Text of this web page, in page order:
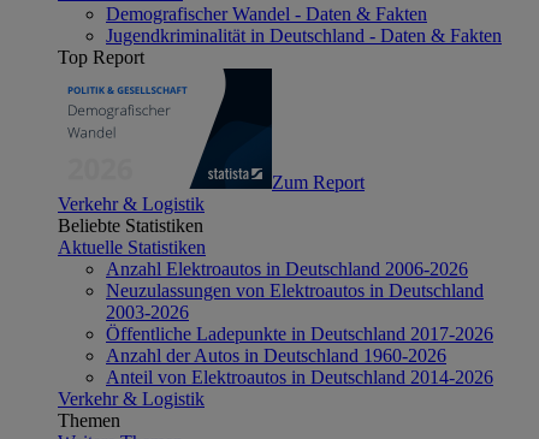
Demografischer Wandel - Daten & Fakten
Jugendkriminalität in Deutschland - Daten & Fakten
Top Report
Zum Report
Verkehr & Logistik
Beliebte Statistiken
Aktuelle Statistiken
Anzahl Elektroautos in Deutschland 2006-2026
Neuzulassungen von Elektroautos in Deutschland
2003-2026
Öffentliche Ladepunkte in Deutschland 2017-2026
Anzahl der Autos in Deutschland 1960-2026
Anteil von Elektroautos in Deutschland 2014-2026
Verkehr & Logistik
Themen